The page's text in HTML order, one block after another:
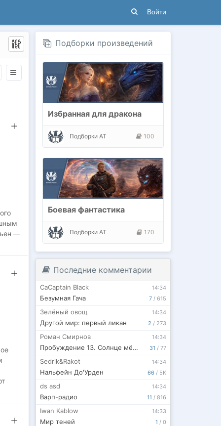
Войти
—
Подборки произведений
Избранная для дракона
Подборки АТ 100
Боевая фантастика
Подборки АТ 170
Последние комментарии
7 / 615
14:34
CaCaptain Black
Безумная Гача
2 / 273
14:34
Зелёный овощ
Другой мир: первый ликан
31 / 77
14:34
Роман Смирнов
Пробуждение 13. Солнце мёртвых.
66 / 5K
14:34
Sedrik&Rakot
Нальфейн До'Урден
11 / 816
14:34
ds asd
Варп-радио
1 / 0
14:33
Iwan Kablow
Мир теней